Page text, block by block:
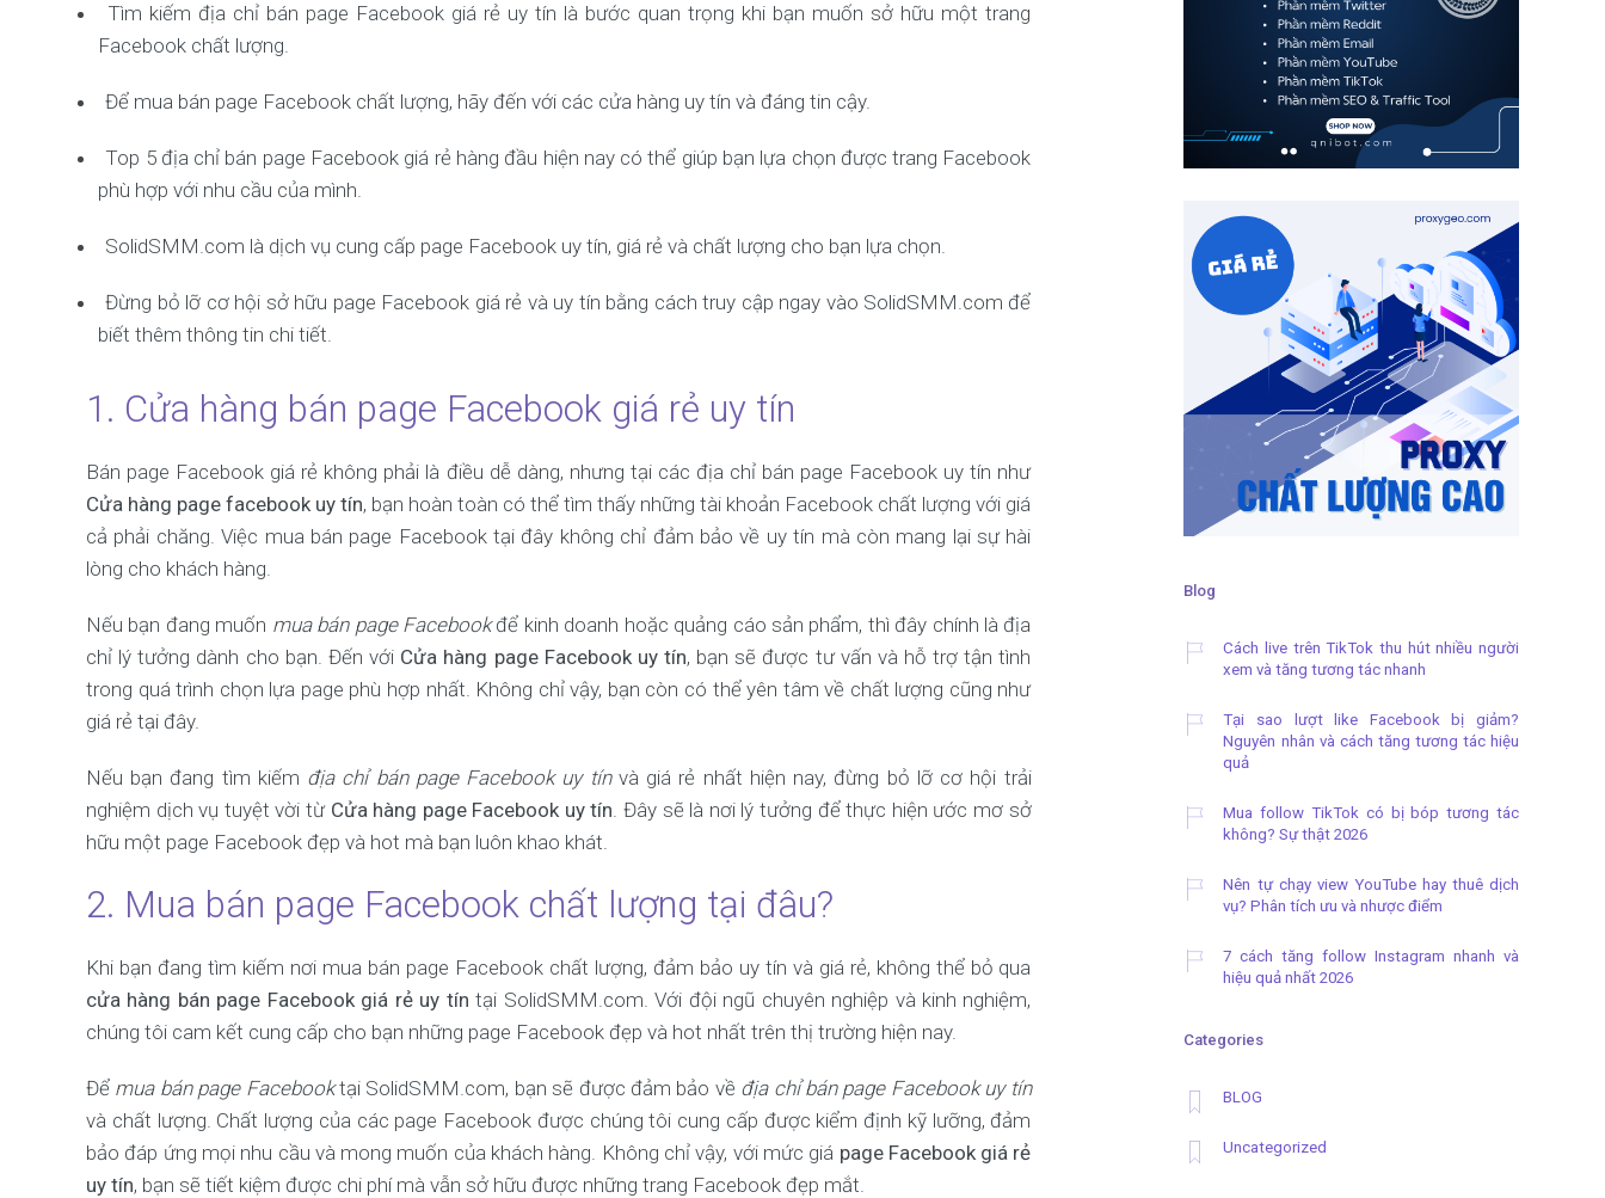
Tìm kiếm địa chỉ bán page Facebook giá rẻ uy tín là bước quan trọng khi bạn muốn sở hữu một trang
Facebook chất lượng.
Để mua bán page Facebook chất lượng, hãy đến với các cửa hàng uy tín và đáng tin cậy.
Top 5 địa chỉ bán page Facebook giá rẻ hàng đầu hiện nay có thể giúp bạn lựa chọn được trang Facebook
phù hợp với nhu cầu của mình.
SolidSMM.com là dịch vụ cung cấp page Facebook uy tín, giá rẻ và chất lượng cho bạn lựa chọn.
Đừng bỏ lỡ cơ hội sở hữu page Facebook giá rẻ và uy tín bằng cách truy cập ngay vào SolidSMM.com để
biết thêm thông tin chi tiết.
1. Cửa hàng bán page Facebook giá rẻ uy tín
Bán page Facebook giá rẻ không phải là điều dễ dàng, nhưng tại các địa chỉ bán page Facebook uy tín như
Cửa hàng page facebook uy tín, bạn hoàn toàn có thể tìm thấy những tài khoản Facebook chất lượng với giá
cả phải chăng. Việc mua bán page Facebook tại đây không chỉ đảm bảo về uy tín mà còn mang lại sự hài
lòng cho khách hàng.
Nếu bạn đang muốn mua bán page Facebookđể kinh doanh hoặc quảng cáo sản phẩm, thì đây chính là địa
chỉ lý tưởng dành cho bạn. Đến với Cửa hàng page Facebook uy tín, bạn sẽ được tư vấn và hỗ trợ tận tình
trong quá trình chọn lựa page phù hợp nhất. Không chỉ vậy, bạn còn có thể yên tâm về chất lượng cũng như
giá rẻ tại đây.
Nếu bạn đang tìm kiếm địa chỉ bán page Facebook uy tínvà giá rẻ nhất hiện nay, đừng bỏ lỡ cơ hội trải
nghiệm dịch vụ tuyệt vời từ Cửa hàng page Facebook uy tín. Đây sẽ là nơi lý tưởng để thực hiện ước mơ sở
hữu một page Facebook đẹp và hot mà bạn luôn khao khát.
2. Mua bán page Facebook chất lượng tại đâu?
Khi bạn đang tìm kiếm nơi mua bán page Facebook chất lượng, đảm bảo uy tín và giá rẻ, không thể bỏ qua
cửa hàng bán page Facebook giá rẻ uy tín tại SolidSMM.com. Với đội ngũ chuyên nghiệp và kinh nghiệm,
chúng tôi cam kết cung cấp cho bạn những page Facebook đẹp và hot nhất trên thị trường hiện nay.
Để mua bán page Facebooktại SolidSMM.com, bạn sẽ được đảm bảo về địa chỉ bán page Facebook uy tín
và chất lượng. Chất lượng của các page Facebook được chúng tôi cung cấp được kiểm định kỹ lưỡng, đảm
bảo đáp ứng mọi nhu cầu và mong muốn của khách hàng. Không chỉ vậy, với mức giá page Facebook giá rẻ
uy tín, bạn sẽ tiết kiệm được chi phí mà vẫn sở hữu được những trang Facebook đẹp mắt.
Blog
Cách live trên TikTok thu hút nhiều người
xem và tăng tương tác nhanh
Tại sao lượt like Facebook bị giảm?
Nguyên nhân và cách tăng tương tác hiệu
quả
Mua follow TikTok có bị bóp tương tác
không? Sự thật 2026
Nên tự chạy view YouTube hay thuê dịch
vụ? Phân tích ưu và nhược điểm
7 cách tăng follow Instagram nhanh và
hiệu quả nhất 2026
Categories
BLOG
Uncategorized